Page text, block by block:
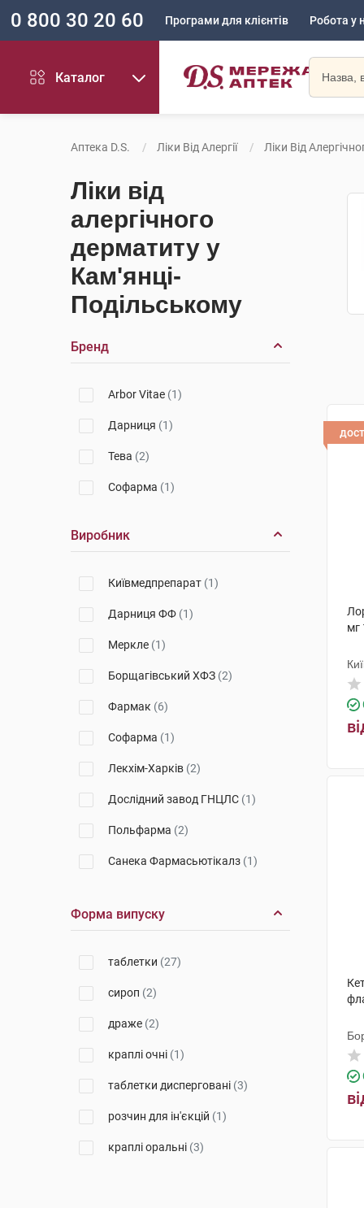
0 800 30 20 60 Програми для клієнтів Робота у
Каталог
Аптека D.S. Ліки Від Алергії Ліки Від
Ліки від
алергічного
дерматиту у
Кам'янці-
Подільському
Бренд
Arbor Vitae (1)
Дарниця (1)
Тева (2)
Софарма (1)
Виробник
Київмедпрепарат (1)
Дарниця ФФ (1)
Меркле (1)
Борщагівський ХФЗ (2)
Фармак (6)
Софарма (1)
Лекхім-Харків (2)
Дослідний завод ГНЦЛС (1)
Польфарма (2)
Санека Фармасьютікалз (1)
Егіс(2)
Форма випуску
таблетки (27)
сироп (2)
драже (2)
краплі очні (1)
таблетки дисперговані (3)
розчин для ін'єкцій (1)
краплі оральні (3)
мг